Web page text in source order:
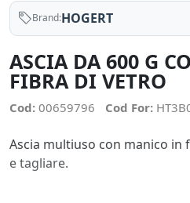
Brand:HOGERT
ASCIA DA 600 G
FIBRA DI VETRO
Cod: 00659796 Cod For:
Ascia multiuso con manico in
e tagliare.